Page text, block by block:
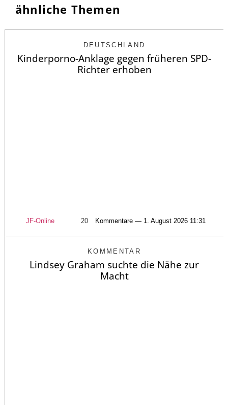
ähnliche Themen
DEUTSCHLAND
Kinderporno-Anklage gegen früheren SPD-
Richter erhoben
JF-Online 20 Kommentare — 1. August 2026 11:31
KOMMENTAR
Lindsey Graham suchte die Nähe zur
Macht